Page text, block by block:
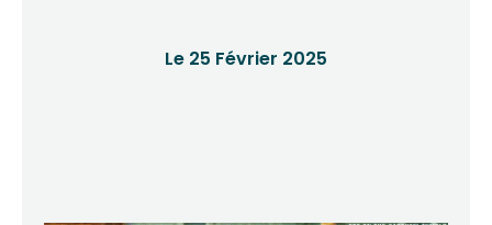
Le 25 Février 2025